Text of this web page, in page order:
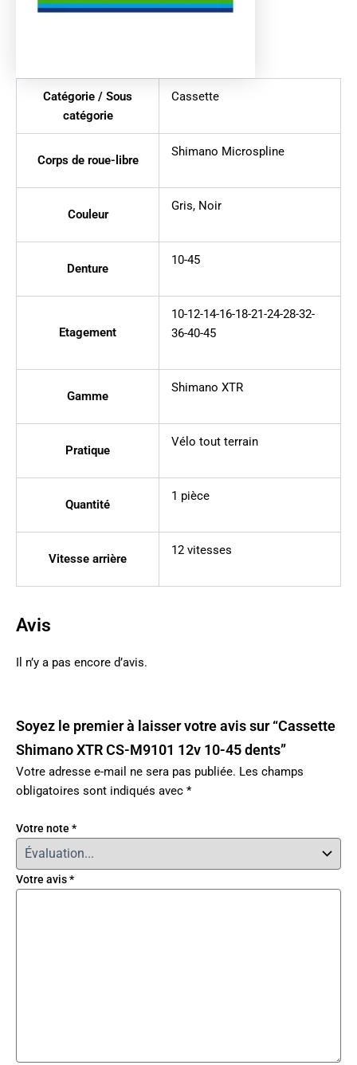
Catégorie / Sous
catégorie
Cassette
Corps de roue-libre
Shimano Microspline
Couleur
Gris, Noir
Denture
10-45
Etagement
10-12-14-16-18-21-24-28-32-
36-40-45
Gamme
Shimano XTR
Pratique
Vélo tout terrain
Quantité
1 pièce
Vitesse arrière
12 vitesses
Avis
Il n’y a pas encore d’avis.
Soyez le premier à laisser votre avis sur “Cassette
Shimano XTR CS-M9101 12v 10-45 dents”
Votre adresse e-mail ne sera pas publiée. Les champs
obligatoires sont indiqués avec *
Votre note *
Votre avis*